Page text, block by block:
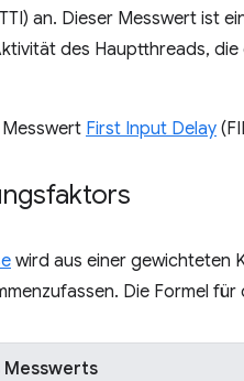
an. Dieser Messwert ist
des Hauptthreads,
First Input Delay
wird aus einer gewichteten
Die Formel
Messwerts